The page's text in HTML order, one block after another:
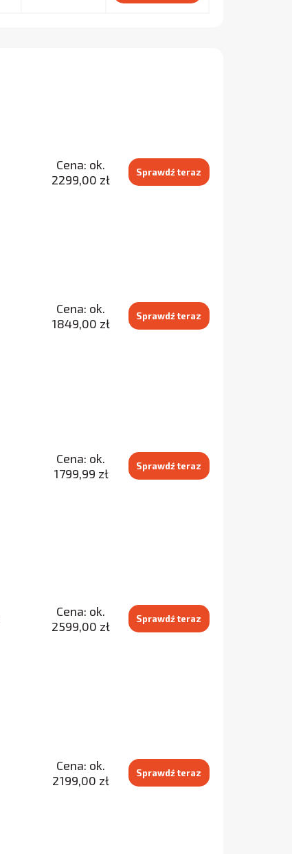
Cena: ok.
2299,00 zł
Sprawdź teraz
Cena: ok.
1849,00 zł
Sprawdź teraz
Cena: ok.
1799,99 zł
Sprawdź teraz
Cena: ok.
2599,00 zł
Sprawdź teraz
Cena: ok.
2199,00 zł
Sprawdź teraz